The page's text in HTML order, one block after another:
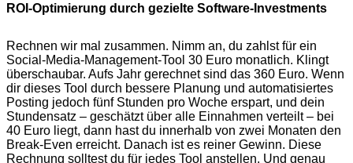
ROI-Optimierung durch gezielte Software-Investments
Rechnen wir mal zusammen. Nimm an, du zahlst für ein
Social-Media-Management-Tool 30 Euro monatlich. Klingt
überschaubar. Aufs Jahr gerechnet sind das 360 Euro. Wenn
dir dieses Tool durch bessere Planung und automatisiertes
Posting jedoch fünf Stunden pro Woche erspart, und dein
Stundensatz – geschätzt über alle Einnahmen verteilt – bei
40 Euro liegt, dann hast du innerhalb von zwei Monaten den
Break-Even erreicht. Danach ist es reiner Gewinn. Diese
Rechnung solltest du für jedes Tool anstellen. Und genau